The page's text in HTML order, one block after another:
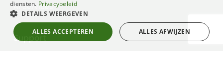
AI Services
Support
diensten. Privacybeleid
DETAILS WEERGEVEN
ALLES ACCEPTEREN ALLES AFWIJZEN